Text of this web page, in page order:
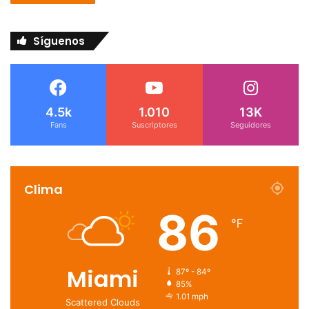
Síguenos
4.5k
Fans
1.010
Suscriptores
13K
Seguidores
Clima
Miami
Scattered Clouds
86 ℉
87º - 84º
85%
1.01 mph